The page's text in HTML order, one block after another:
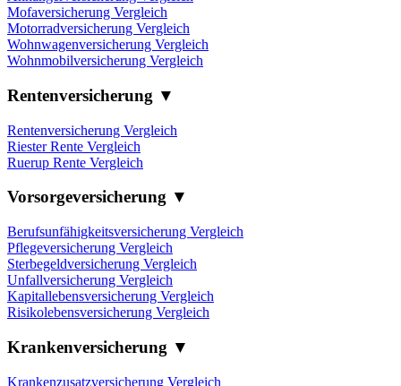
Mofaversicherung Vergleich
Motorradversicherung Vergleich
Wohnwagenversicherung Vergleich
Wohnmobilversicherung Vergleich
Rentenversicherung ▼
Rentenversicherung Vergleich
Riester Rente Vergleich
Ruerup Rente Vergleich
Vorsorgeversicherung ▼
Berufsunfähigkeitsversicherung Vergleich
Pflegeversicherung Vergleich
Sterbegeldversicherung Vergleich
Unfallversicherung Vergleich
Kapitallebensversicherung Vergleich
Risikolebensversicherung Vergleich
Krankenversicherung ▼
Krankenzusatzversicherung Vergleich